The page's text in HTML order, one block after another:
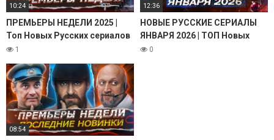
10:24
ПРЕМЬЕРЫ НЕДЕЛИ 2025 |
Топ Новых Русских сериалов
и фильмов декабрь январь
1
12:36
НОВЫЕ РУССКИЕ СЕРИАЛЫ
ЯНВАРЯ 2026 | ТОП Новых
сериалов и фильмов 2026
0
08:54